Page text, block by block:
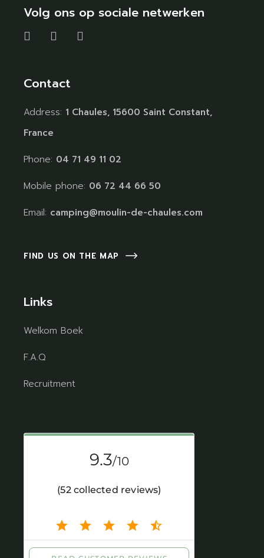
Volg ons op sociale netwerken
Contact
Address: 1 Chaules, 15600 Saint Constant,
France
Phone: 04 71 49 11 02
Mobile phone: 06 72 44 66 50
Email: camping@moulin-de-chaules.com
FIND US ON THE MAP
Links
Welkom Boek
F.A.Q
Recruitment